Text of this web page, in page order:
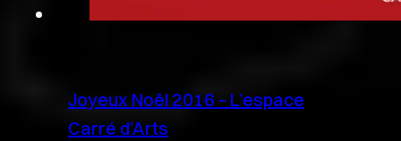
Joyeux Noël 2016 – L’espace
Carré d’Arts